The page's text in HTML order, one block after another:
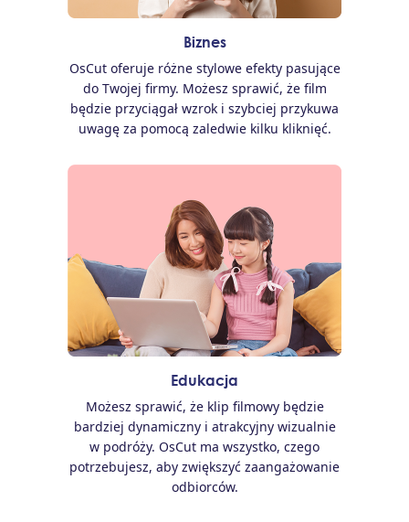
Biznes
OsCut oferuje różne stylowe efekty pasujące
do Twojej firmy. Możesz sprawić, że film
będzie przyciągał wzrok i szybciej przykuwa
uwagę za pomocą zaledwie kilku kliknięć.
Edukacja
Możesz sprawić, że klip filmowy będzie
bardziej dynamiczny i atrakcyjny wizualnie
w podróży. OsCut ma wszystko, czego
potrzebujesz, aby zwiększyć zaangażowanie
odbiorców.